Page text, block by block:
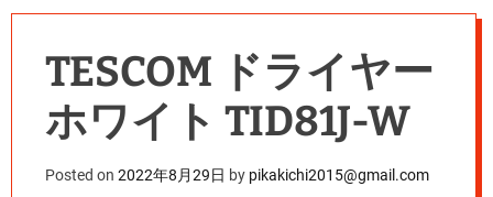
TESCOM ドライヤー
ホワイト TID81J-W
Posted on 2022年8月29日 by pikakichi2015@gmail.com